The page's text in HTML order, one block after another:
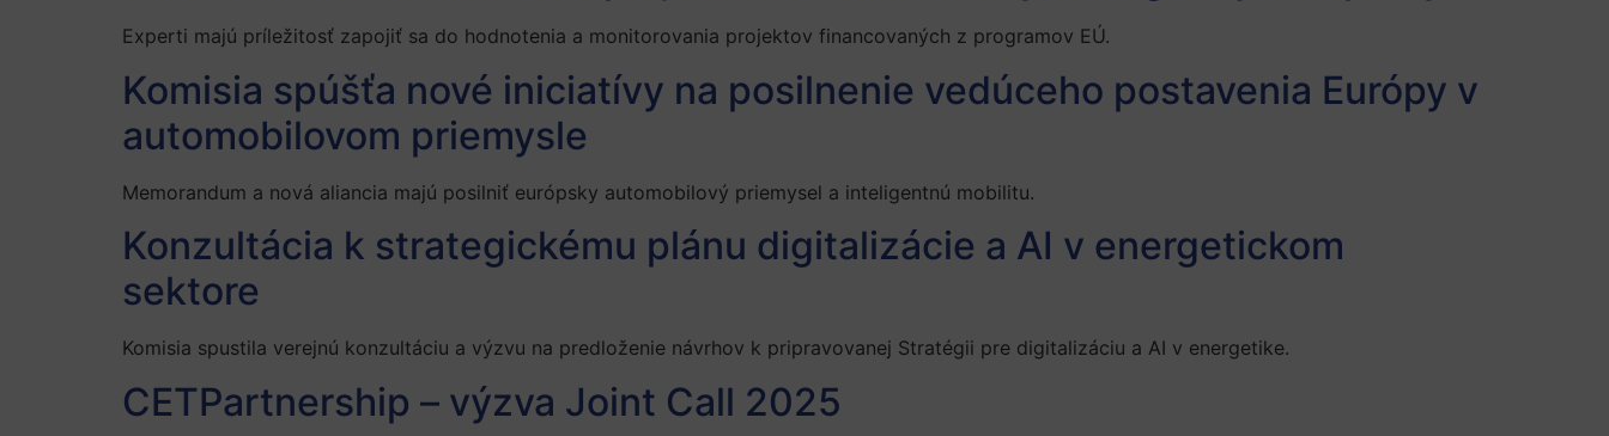
Experti majú príležitosť zapojiť sa do hodnotenia a monitorovania projektov financovaných z programov EÚ.
Komisia spúšťa nové iniciatívy na posilnenie vedúceho postavenia Európy v
automobilovom priemysle
Memorandum a nová aliancia majú posilniť európsky automobilový priemysel a inteligentnú mobilitu.
Konzultácia k strategickému plánu digitalizácie a AI v energetickom
sektore
Komisia spustila verejnú konzultáciu a výzvu na predloženie návrhov k pripravovanej Stratégii pre digitalizáciu a AI v energetike.
CETPartnership – výzva Joint Call 2025